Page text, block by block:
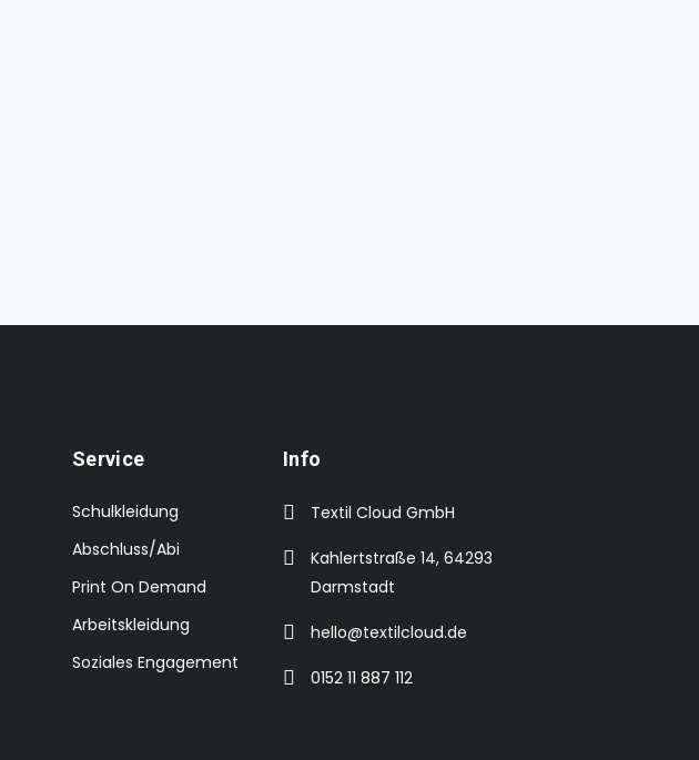
Service
Schulkleidung
Abschluss/Abi
Print On Demand
Arbeitskleidung
Soziales Engagement
Info
Textil Cloud GmbH
Kahlertstraße 14, 64293
Darmstadt
hello@textilcloud.de
0152 11 887 112